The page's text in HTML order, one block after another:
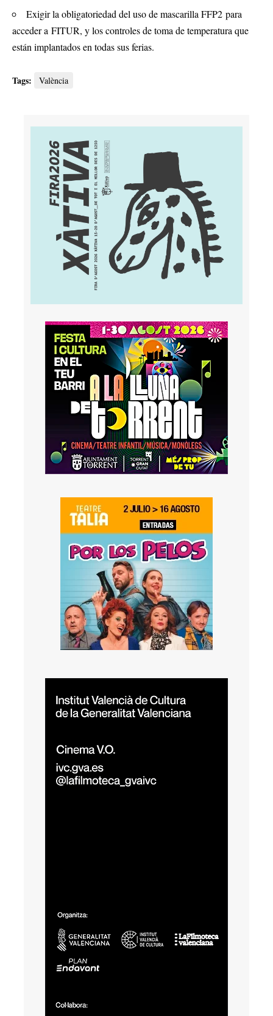
Exigir la obligatoriedad del uso de mascarilla FFP2 para
acceder a FITUR, y los controles de toma de temperatura que
están implantados en todas sus ferias.
Tags: València